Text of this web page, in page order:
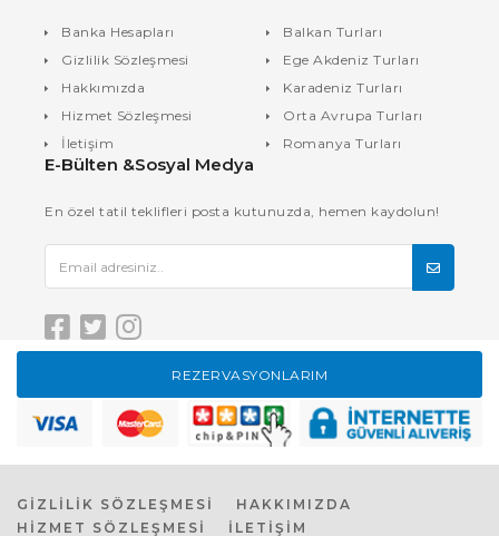
Banka Hesapları
Gizlilik Sözleşmesi
Hakkımızda
Hizmet Sözleşmesi
İletişim
Balkan Turları
Ege Akdeniz Turları
Karadeniz Turları
Orta Avrupa Turları
Romanya Turları
E-Bülten &Sosyal Medya
En özel tatil teklifleri posta kutunuzda, hemen kaydolun!
REZERVASYONLARIM
GİZLİLİK SÖZLEŞMESİ
HAKKIMIZDA
HİZMET SÖZLEŞMESİ
İLETİŞİM